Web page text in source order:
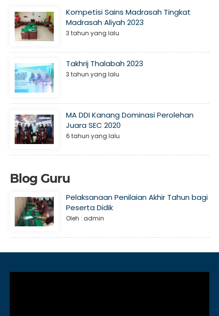
Kompetisi Sains Madrasah Tingkat
Madrasah Aliyah 2023
3 tahun yang lalu
Takhrij Thalabah 2023
3 tahun yang lalu
MA DDI Kanang Dominasi Perolehan
Juara SEC 2020
6 tahun yang lalu
Blog Guru
Pelaksanaan Penilaian Akhir Tahun bagi
Peserta Didik
Oleh : admin